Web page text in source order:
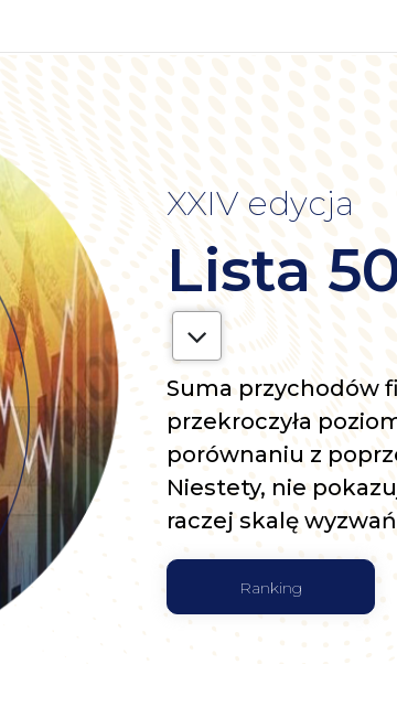
XXIV edycja
Lista
Suma przychodów
przekroczyła
porównaniu z
Niestety, nie
raczej skalę
Ranking